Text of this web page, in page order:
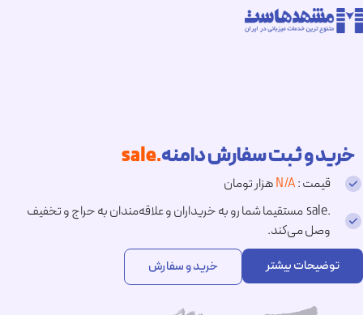
خرید و ثبت سفارش دامنه.sale
قیمت :N/Aهزار تومان
.sale مستقیما شما رو به خریداران و علاقه‌مندان به حراج و تخفیف
وصل می‌کند.
توضیحات بیشتر خرید و سفارش